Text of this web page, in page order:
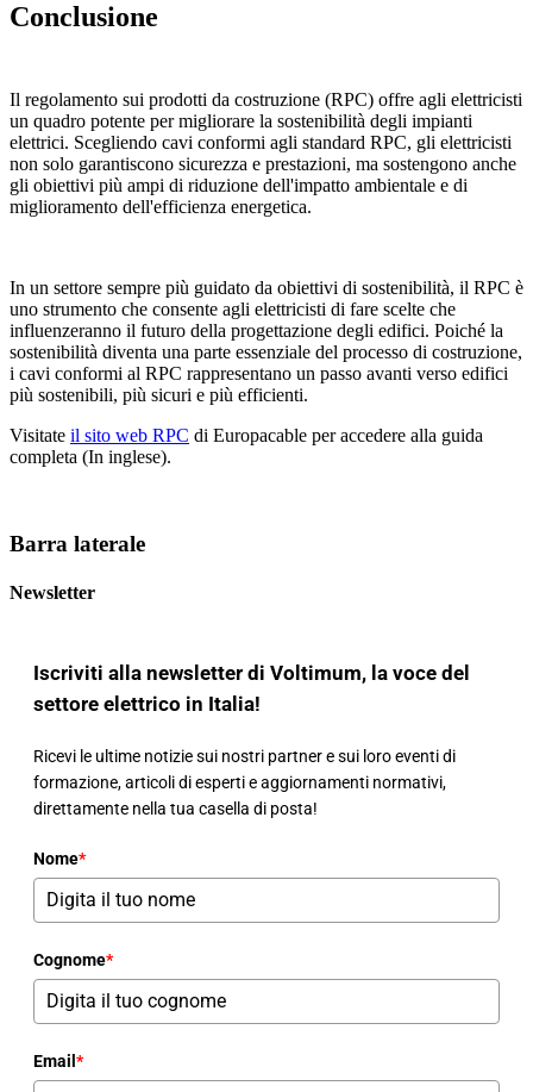
Conclusione
Il regolamento sui prodotti da costruzione (RPC) offre agli elettricisti
un quadro potente per migliorare la sostenibilità degli impianti
elettrici. Scegliendo cavi conformi agli standard RPC, gli elettricisti
non solo garantiscono sicurezza e prestazioni, ma sostengono anche
gli obiettivi più ampi di riduzione dell'impatto ambientale e di
miglioramento dell'efficienza energetica.
In un settore sempre più guidato da obiettivi di sostenibilità, il RPC è
uno strumento che consente agli elettricisti di fare scelte che
influenzeranno il futuro della progettazione degli edifici. Poiché la
sostenibilità diventa una parte essenziale del processo di costruzione,
i cavi conformi al RPC rappresentano un passo avanti verso edifici
più sostenibili, più sicuri e più efficienti.
Visitate il sito web RPC di Europacable per accedere alla guida
completa (In inglese).
Barra laterale
Newsletter
Iscriviti alla newsletter di Voltimum, la voce del
settore elettrico in Italia!
Ricevi le ultime notizie sui nostri partner e sui loro eventi di
formazione, articoli di esperti e aggiornamenti normativi,
direttamente nella tua casella di posta!
Nome*
Cognome*
Email *